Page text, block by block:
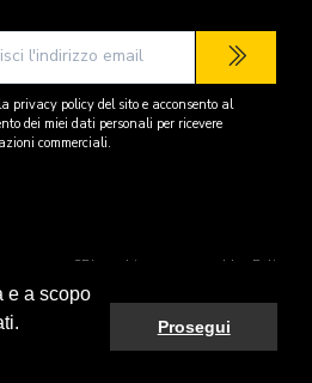
e a scopo
Prosegui
privacy policydel sito e acconsento al
dei miei dati personali per ricevere
commerciali.
SRL and is not owned by Peli